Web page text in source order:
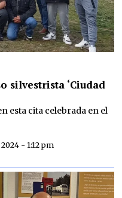
silvestrista ‘Ciudad
esta cita celebrada en el
- 1:12 pm